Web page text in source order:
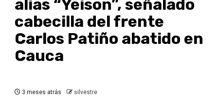
alias “Yeison”, señalado
cabecilla del frente
Carlos Patiño abatido en
Cauca
3 meses atrás silvestre